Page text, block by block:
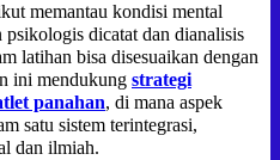
memantau kondisi mental
psikologis dicatat dan dianalisis
latihan bisa disesuaikan dengan
ini mendukung strategi
panahan, di mana aspek
satu sistem terintegrasi,
dan ilmiah.